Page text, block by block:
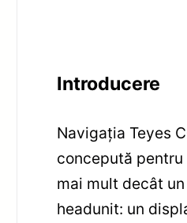
Introducere
Navigația Teyes
concepută
mai mult decât
headunit: un